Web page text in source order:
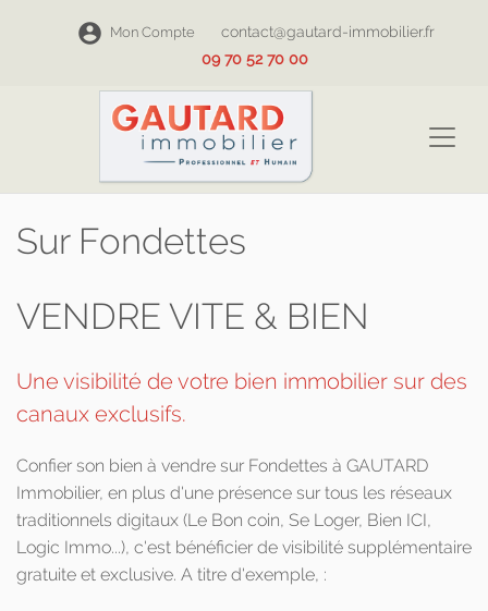
Mon Compte
contact@gautard-immobilier.fr
09 70 52 70 00
Sur Fondettes
VENDRE VITE & BIEN
Une visibilité de votre bien immobilier sur des
canaux exclusifs.
Confier son bien à vendre sur Fondettes à GAUTARD
Immobilier, en plus d'une présence sur tous les réseaux
traditionnels digitaux (Le Bon coin, Se Loger, Bien ICI,
Logic Immo...), c'est bénéficier de visibilité supplémentaire
gratuite et exclusive. A titre d'exemple, :